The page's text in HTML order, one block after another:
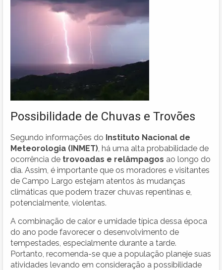
Possibilidade de Chuvas e Trovões
Segundo informações do Instituto Nacional de
Meteorologia (INMET) , há uma alta probabilidade de
ocorrência de trovoadas e relâmpagos ao longo do
dia. Assim, é importante que os moradores e visitantes
de Campo Largo estejam atentos às mudanças
climáticas que podem trazer chuvas repentinas e,
potencialmente, violentas.
A combinação de calor e umidade típica dessa época
do ano pode favorecer o desenvolvimento de
tempestades, especialmente durante a tarde.
Portanto, recomenda-se que a população planeje suas
atividades levando em consideração a possibilidade